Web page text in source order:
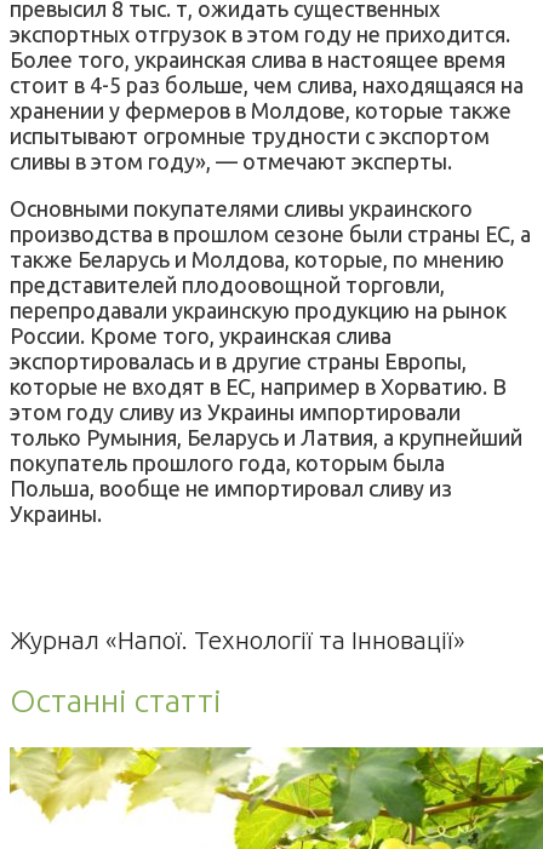
превысил 8 тыс. т, ожидать существенных
экспортных отгрузок в этом году не приходится.
Более того, украинская слива в настоящее время
стоит в 4-5 раз больше, чем слива, находящаяся на
хранении у фермеров в Молдове, которые также
испытывают огромные трудности с экспортом
сливы в этом году», — отмечают эксперты.
Основными покупателями сливы украинского
производства в прошлом сезоне были страны ЕС, а
также Беларусь и Молдова, которые, по мнению
представителей плодоовощной торговли,
перепродавали украинскую продукцию на рынок
России. Кроме того, украинская слива
экспортировалась и в другие страны Европы,
которые не входят в ЕС, например в Хорватию. В
этом году сливу из Украины импортировали
только Румыния, Беларусь и Латвия, а крупнейший
покупатель прошлого года, которым была
Польша, вообще не импортировал сливу из
Украины.
Журнал «Напої. Технології та Інновації»
Останні статті